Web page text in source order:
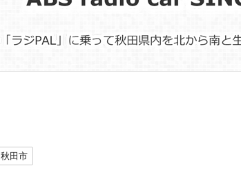
秋田市